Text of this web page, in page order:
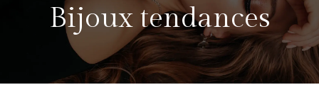
Bijoux tendances